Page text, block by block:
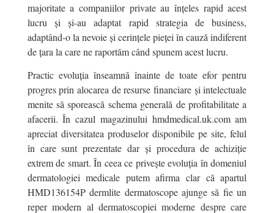
majoritate a companiilor private au înțeles rapid acest
lucru și și-au adaptat rapid strategia de business,
adaptând-o la nevoie și cerințele pieței în cauză indiferent
de țara la care ne raportăm când spunem acest lucru.
Practic evoluția înseamnă înainte de toate efor pentru
progres prin alocarea de resurse financiare și intelectuale
menite să sporească schema generală de profitabilitate a
afacerii. În cazul magazinului hmdmedical.uk.com am
apreciat diversitatea produselor disponibile pe site, felul
în care sunt prezentate dar și procedura de achiziție
extrem de smart. În ceea ce privește evoluția în domeniul
dermatologiei medicale putem afirma clar că apartul
HMD136154P dermlite dermatoscope ajunge să fie un
reper modern al dermatoscopiei moderne despre care